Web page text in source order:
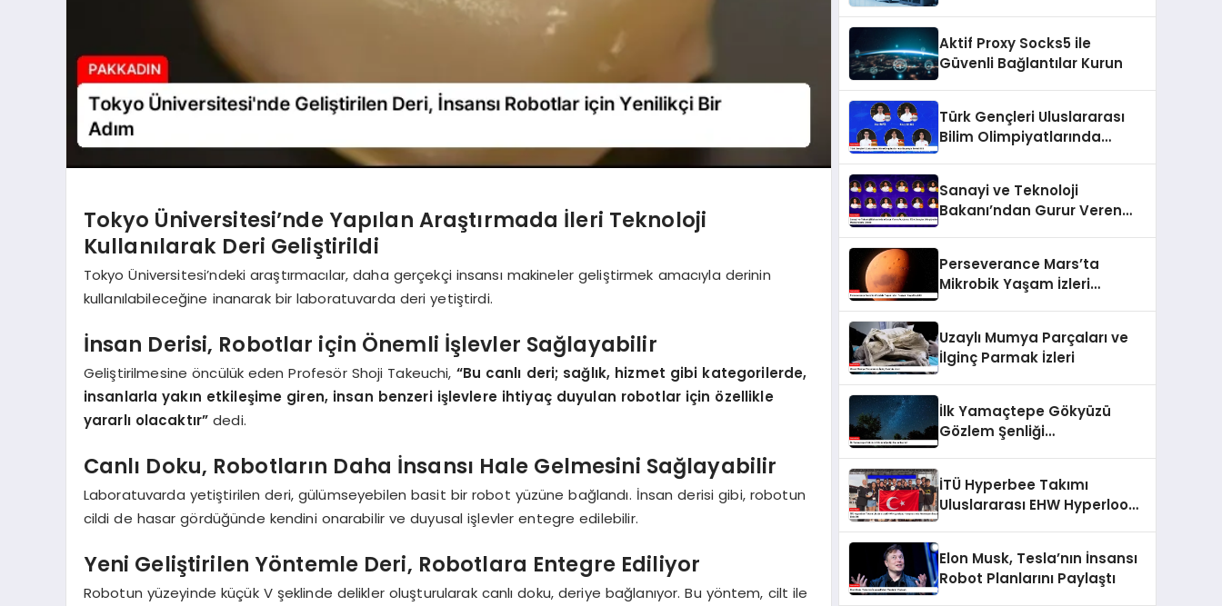
Tokyo Üniversitesi’nde Yapılan Araştırmada İleri Teknoloji
Kullanılarak Deri Geliştirildi
Tokyo Üniversitesi’ndeki araştırmacılar, daha gerçekçi insansı makineler geliştirmek amacıyla derinin
kullanılabileceğine inanarak bir laboratuvarda deri yetiştirdi.
İnsan Derisi, Robotlar için Önemli İşlevler Sağlayabilir
Geliştirilmesine öncülük eden Profesör Shoji Takeuchi, “Bu canlı deri; sağlık, hizmet gibi kategorilerde,
insanlarla yakın etkileşime giren, insan benzeri işlevlere ihtiyaç duyulan robotlar için özellikle
yararlı olacaktır” dedi.
Canlı Doku, Robotların Daha İnsansı Hale Gelmesini Sağlayabilir
Laboratuvarda yetiştirilen deri, gülümseyebilen basit bir robot yüzüne bağlandı. İnsan derisi gibi, robotun
cildi de hasar gördüğünde kendini onarabilir ve duyusal işlevler entegre edilebilir.
Yeni Geliştirilen Yöntemle Deri, Robotlara Entegre Ediliyor
Robotun yüzeyinde küçük V şeklinde delikler oluşturularak canlı doku, deriye bağlanıyor. Bu yöntem, cilt ile
Aktif Proxy Socks5 ile
Güvenli Bağlantılar Kurun
Türk Gençleri Uluslararası
Bilim Olimpiyatlarında
Sanayi ve Teknoloji
Bakanı’ndan Gurur Veren
Madalyalarla Döndü
Perseverance Mars’ta
Mikrobik Yaşam İzleri
Uzaylı Mumya Parçaları ve
İlginç Parmak İzleri
İlk Yamaçtepe Gökyüzü
Gözlem Şenliği
İTÜ Hyperbee Takımı
Uluslararası EHW Hyperloop
Elon Musk, Tesla’nın İnsansı
Robot Planlarını Paylaştı